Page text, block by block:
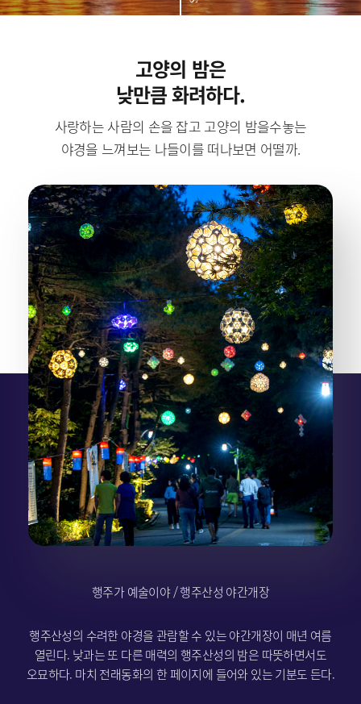
고양의 밤은
낮만큼 화려하다.
사랑하는 사람의 손을 잡고 고양의 밤을수놓는
야경을 느껴보는 나들이를 떠나보면 어떨까.
행주가 예술이야 / 행주산성 야간개장
행주산성의 수려한 야경을 관람할 수 있는 야간개장이 매년 여름
열린다. 낮과는 또 다른 매력의 행주산성의 밤은 따뜻하면서도
오묘하다. 마치 전래동화의 한 페이지에 들어와 있는 기분도 든다.